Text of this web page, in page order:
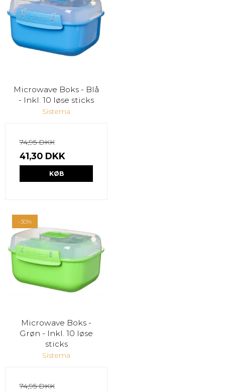
Microwave Boks - Blå
- Inkl. 10 løse sticks
Sistema
74,95 DKK
41,30 DKK
KØB
-30%
Microwave Boks -
Grøn - Inkl. 10 løse
sticks
Sistema
74,95 DKK